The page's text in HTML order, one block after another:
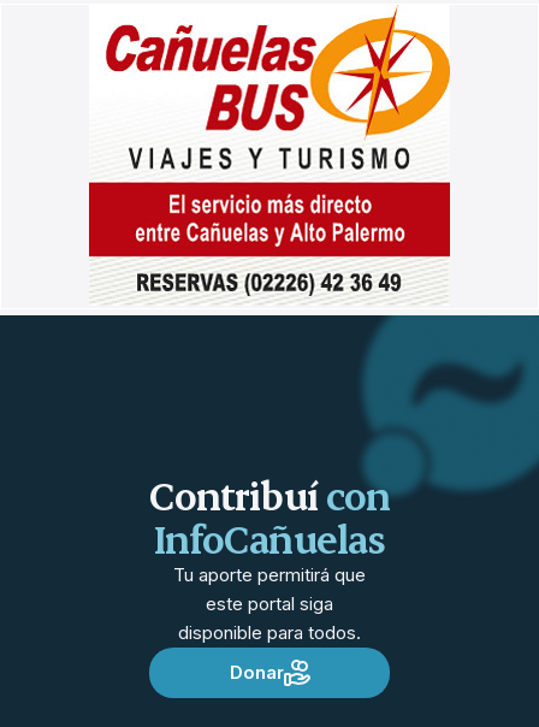
Contribuícon
InfoCañuelas
Tu aporte permitirá que
este portal siga
disponible para todos.
Donar